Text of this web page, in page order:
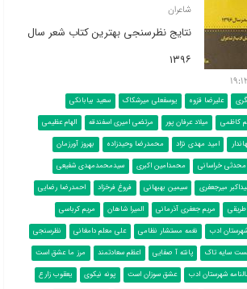
شاعران
نتایج نظرسنجی بهترین کتاب شعر سال
۱۳۹۶
علیرضا قزوه یوسفعلی میرشکاک
سعید بیابانکی
کاظمی میلاد عرفان پور مرتضی امیری اسفندقه
الهام عظیمی
امید مهدی نژاد محمدرضا وحیدزاده
بهروز آورزمان
خراسانی محمدامین اکبری
سیدمحمدمهدی شفیعی
میرجعفری سیمین بهبهانی فروغ فرخزاد
احمدرضا رضایی
طریقی مریم جعفری آذرمانی المیرا شاهان
مریم کرباسی
ادب نغمه مستشار نظامی علی معلم دامغانی
نظرسنجی
سایه تاک پانته آ صفایی اعظم سعادتمند
مرز ما عشق است
شهرستان ادب عشق سوزان است پونه نیکوی
یعقوب زارع